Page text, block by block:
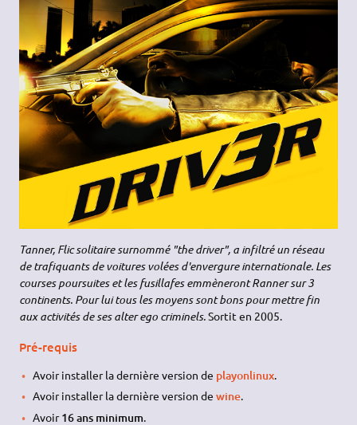
Tanner, Flic solitaire surnommé "the driver", a infiltré un réseau
de trafiquants de voitures volées d'envergure internationale. Les
courses poursuites et les fusillafes emmèneront Ranner sur 3
continents. Pour lui tous les moyens sont bons pour mettre fin
aux activités de ses alter ego criminels.Sortit en 2005.
Pré-requis
Avoir installer la dernière version de playonlinux.
Avoir installer la dernière version de wine.
Avoir16 ans minimum.